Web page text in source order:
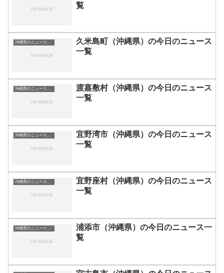
覧
沖縄県のニュース一覧
久米島町（沖縄県）の今日のニュース
一覧
沖縄県のニュース一覧
渡嘉敷村（沖縄県）の今日のニュース
一覧
沖縄県のニュース一覧
宜野湾市（沖縄県）の今日のニュース
一覧
沖縄県のニュース一覧
宜野座村（沖縄県）の今日のニュース
一覧
沖縄県のニュース一覧
浦添市（沖縄県）の今日のニュース一
覧